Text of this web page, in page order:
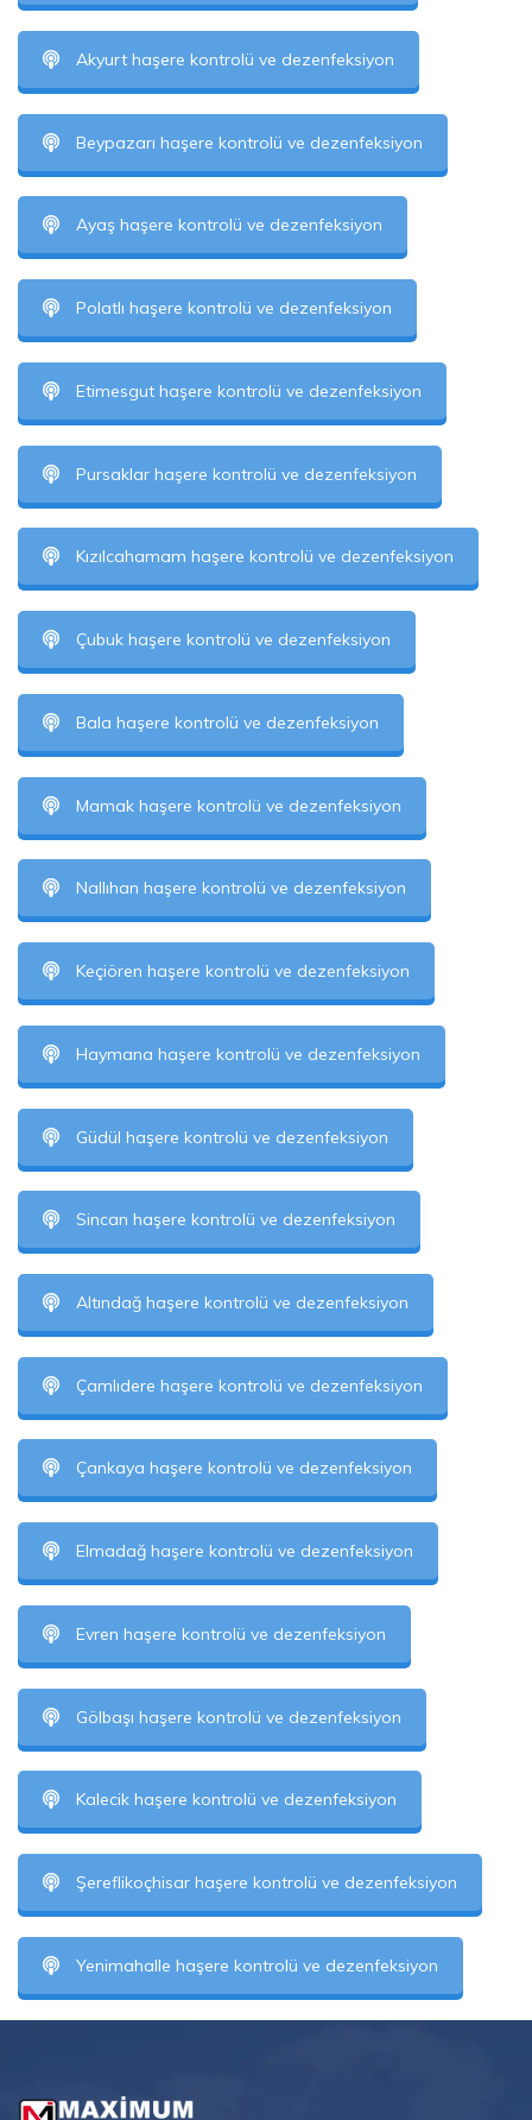
Akyurt haşere kontrolü ve dezenfeksiyon
Beypazarı haşere kontrolü ve dezenfeksiyon
Ayaş haşere kontrolü ve dezenfeksiyon
Polatlı haşere kontrolü ve dezenfeksiyon
Etimesgut haşere kontrolü ve dezenfeksiyon
Pursaklar haşere kontrolü ve dezenfeksiyon
Kızılcahamam haşere kontrolü ve dezenfeksiyon
Çubuk haşere kontrolü ve dezenfeksiyon
Bala haşere kontrolü ve dezenfeksiyon
Mamak haşere kontrolü ve dezenfeksiyon
Nallıhan haşere kontrolü ve dezenfeksiyon
Keçiören haşere kontrolü ve dezenfeksiyon
Haymana haşere kontrolü ve dezenfeksiyon
Güdül haşere kontrolü ve dezenfeksiyon
Sincan haşere kontrolü ve dezenfeksiyon
Altındağ haşere kontrolü ve dezenfeksiyon
Çamlıdere haşere kontrolü ve dezenfeksiyon
Çankaya haşere kontrolü ve dezenfeksiyon
Elmadağ haşere kontrolü ve dezenfeksiyon
Evren haşere kontrolü ve dezenfeksiyon
Gölbaşı haşere kontrolü ve dezenfeksiyon
Kalecik haşere kontrolü ve dezenfeksiyon
Şereflikoçhisar haşere kontrolü ve dezenfeksiyon
Yenimahalle haşere kontrolü ve dezenfeksiyon